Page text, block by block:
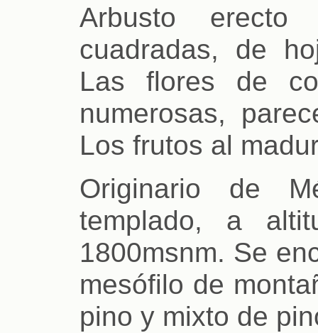
Arbusto
cuadradas, de
Las flores de
numerosas,
Los frutos al
Originario de
templado, a
1800msnm. Se
mesófilo de
pino y mixto de